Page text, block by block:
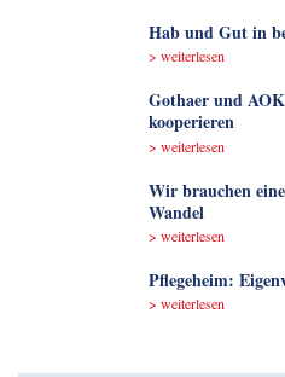
Hab und Gut in
> weiterlesen
Gothaer und
kooperieren
> weiterlesen
Wir brauchen
Wandel
> weiterlesen
Pflegeheim:
> weiterlesen